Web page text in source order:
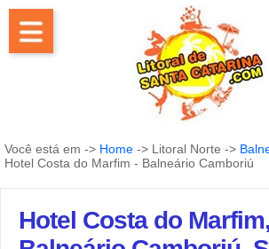
Você está em -> Home -> Litoral Norte ->
Hotel Costa do Marfim - Balneário Camboriú
Hotel Costa do